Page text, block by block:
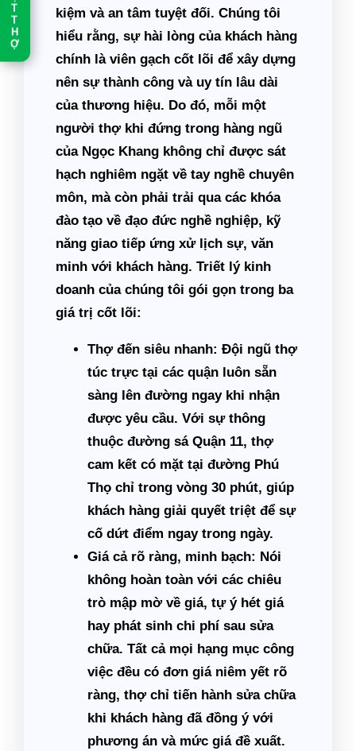
T
H
Ợ
kiệm và an tâm tuyệt đối. Chúng tôi
hiểu rằng, sự hài lòng của khách hàng
chính là viên gạch cốt lõi để xây dựng
nên sự thành công và uy tín lâu dài
của thương hiệu. Do đó, mỗi một
người thợ khi đứng trong hàng ngũ
của Ngọc Khang không chỉ được sát
hạch nghiêm ngặt về tay nghề chuyên
môn, mà còn phải trải qua các khóa
đào tạo về đạo đức nghề nghiệp, kỹ
năng giao tiếp ứng xử lịch sự, văn
minh với khách hàng. Triết lý kinh
doanh của chúng tôi gói gọn trong ba
giá trị cốt lõi:
Thợ đến siêu nhanh: Đội ngũ thợ
túc trực tại các quận luôn sẵn
sàng lên đường ngay khi nhận
được yêu cầu. Với sự thông
thuộc đường sá Quận 11, thợ
cam kết có mặt tại đường Phú
Thọ chỉ trong vòng 30 phút, giúp
khách hàng giải quyết triệt để sự
cố dứt điểm ngay trong ngày.
Giá cả rõ ràng, minh bạch: Nói
không hoàn toàn với các chiêu
trò mập mờ về giá, tự ý hét giá
hay phát sinh chi phí sau sửa
chữa. Tất cả mọi hạng mục công
việc đều có đơn giá niêm yết rõ
ràng, thợ chỉ tiến hành sửa chữa
khi khách hàng đã đồng ý với
phương án và mức giá đề xuất.